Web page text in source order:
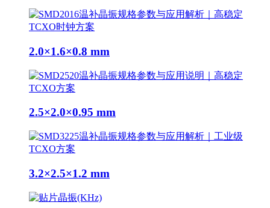
2.0×1.6×0.8 mm
2.5×2.0×0.95 mm
3.2×2.5×1.2 mm